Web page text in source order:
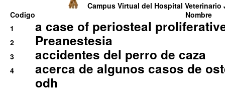
Campus Virtual del Hospital Veterinario
Codigo
Nombre
1
a case of periosteal
2 Preanestesia
3 accidentes del perro de caza
4
acerca de algunos casos de
odh